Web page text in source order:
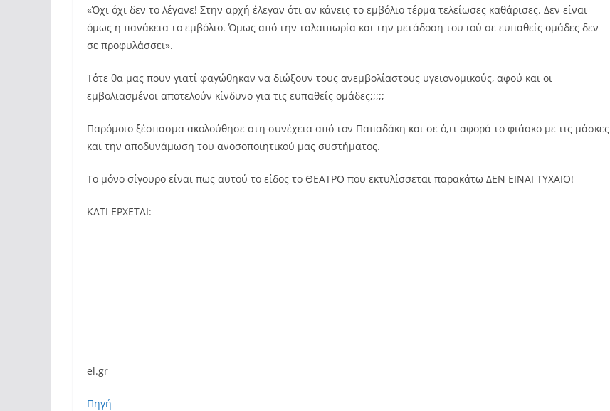
«Όχι όχι δεν το λέγανε! Στην αρχή έλεγαν ότι αν κάνεις το εμβόλιο τέρμα τελείωσες καθάρισες. Δεν είναι
όμως η πανάκεια το εμβόλιο. Όμως από την ταλαιπωρία και την μετάδοση του ιού σε ευπαθείς ομάδες δεν
σε προφυλάσσει».
Τότε θα μας πουν γιατί φαγώθηκαν να διώξουν τους ανεμβολίαστους υγειονομικούς, αφού και οι
εμβολιασμένοι αποτελούν κίνδυνο για τις ευπαθείς ομάδες;;;;;
Παρόμοιο ξέσπασμα ακολούθησε στη συνέχεια από τον Παπαδάκη και σε ό,τι αφορά το φιάσκο με τις μάσκες
και την αποδυνάμωση του ανοσοποιητικού μας συστήματος.
Το μόνο σίγουρο είναι πως αυτού το είδος το ΘΕΑΤΡΟ που εκτυλίσσεται παρακάτω ΔΕΝ ΕΙΝΑΙ ΤΥΧΑΙΟ!
ΚΑΤΙ ΕΡΧΕΤΑΙ:
el.gr
Πηγή